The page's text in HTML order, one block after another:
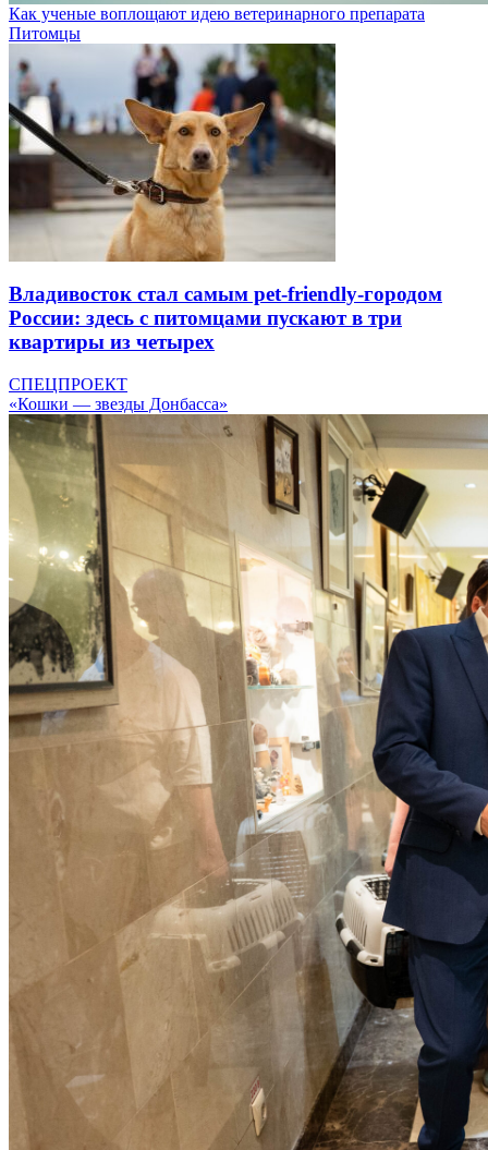
Как ученые воплощают идею ветеринарного препарата
Питомцы
Владивосток стал самым pet-friendly-городом
России: здесь с питомцами пускают в три
квартиры из четырех
СПЕЦПРОЕКТ
«Кошки — звезды Донбасса»